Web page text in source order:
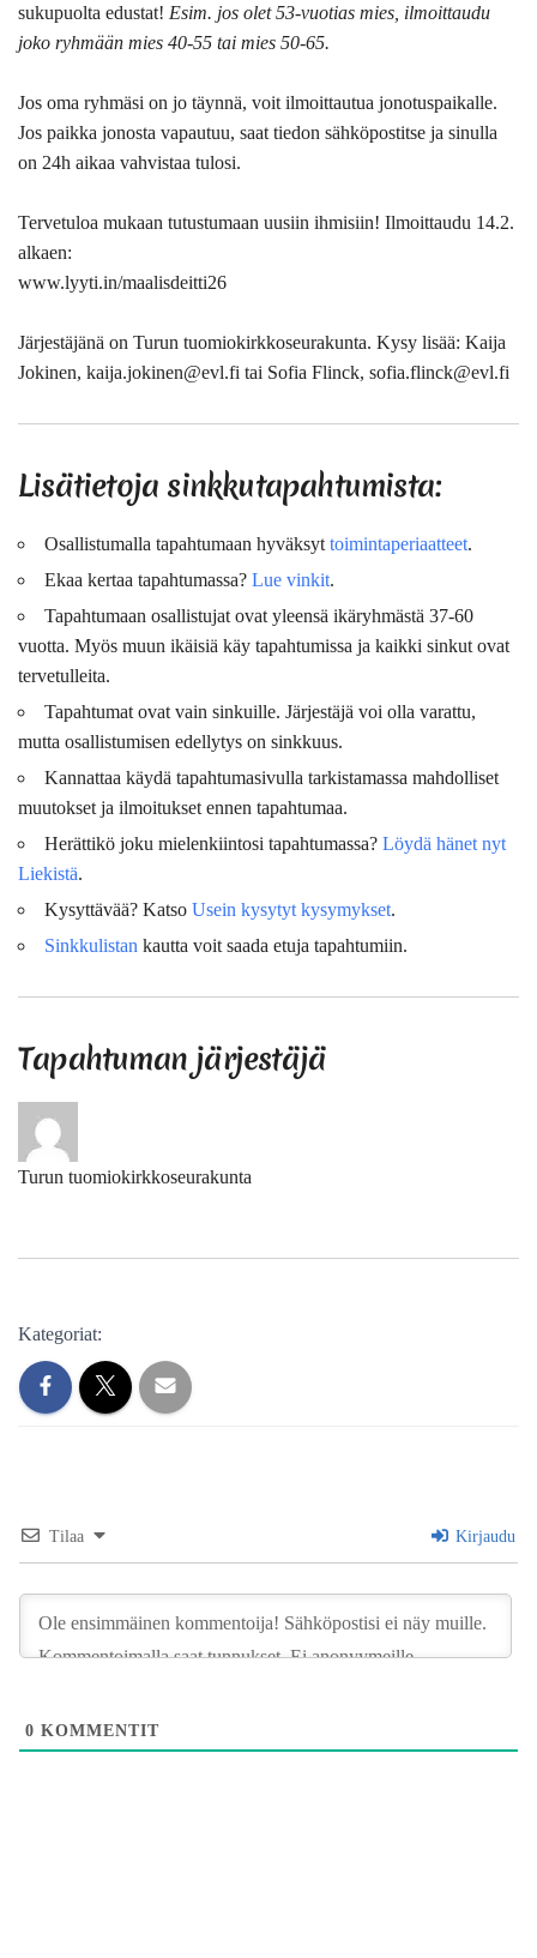
sukupuolta edustat! Esim. jos olet 53-vuotias mies, ilmoittaudu
joko ryhmään mies 40-55 tai mies 50-65.
Jos oma ryhmäsi on jo täynnä, voit ilmoittautua jonotuspaikalle.
Jos paikka jonosta vapautuu, saat tiedon sähköpostitse ja sinulla
on 24h aikaa vahvistaa tulosi.
Tervetuloa mukaan tutustumaan uusiin ihmisiin! Ilmoittaudu 14.2.
alkaen:
www.lyyti.in/maalisdeitti26
Järjestäjänä on Turun tuomiokirkkoseurakunta. Kysy lisää: Kaija
Jokinen, kaija.jokinen@evl.fi tai Sofia Flinck, sofia.flinck@evl.fi
Lisätietoja sinkkutapahtumista:
Osallistumalla tapahtumaan hyväksyt toimintaperiaatteet.
Ekaa kertaa tapahtumassa? Lue vinkit.
Tapahtumaan osallistujat ovat yleensä ikäryhmästä 37-60
vuotta. Myös muun ikäisiä käy tapahtumissa ja kaikki sinkut ovat
tervetulleita.
Tapahtumat ovat vain sinkuille. Järjestäjä voi olla varattu,
mutta osallistumisen edellytys on sinkkuus.
Kannattaa käydä tapahtumasivulla tarkistamassa mahdolliset
muutokset ja ilmoitukset ennen tapahtumaa.
Herättikö joku mielenkiintosi tapahtumassa? Löydä hänet nyt
Liekistä.
Kysyttävää? Katso Usein kysytyt kysymykset.
Sinkkulistan kautta voit saada etuja tapahtumiin.
Tapahtuman järjestäjä
Turun tuomiokirkkoseurakunta
Kategoriat:
Tilaa Kirjaudu
0 KOMMENTIT